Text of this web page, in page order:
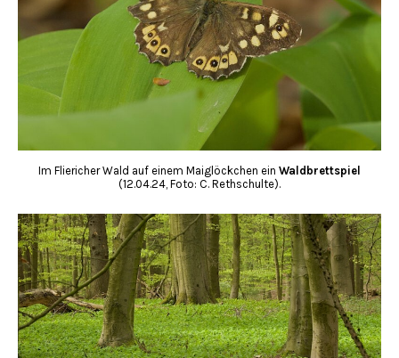
Im Fliericher Wald auf einem Maiglöckchen ein Waldbrettspiel
(12.04.24, Foto: C. Rethschulte).